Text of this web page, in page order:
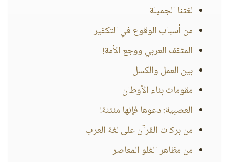
لغتنا الجميلة
من أسباب الوقوع في التكفير
المثقف العربي ووجع الأمة!
بين العمل والكسل
مقومات بناء الأوطان
العصبية: دعوها فإنها منتنة!
من بركات القرآن على لغة العرب
من مظاهر الغلو المعاصر